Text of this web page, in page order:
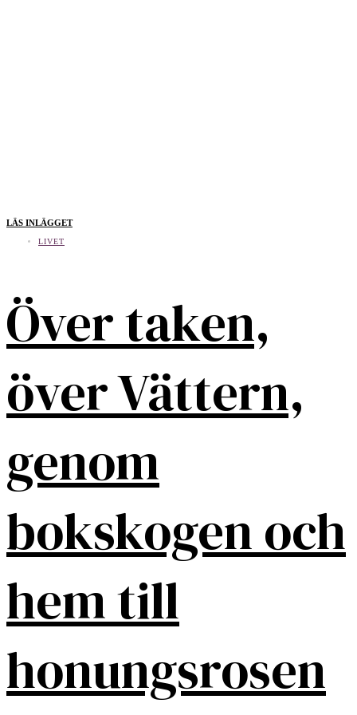
LÄS INLÄGGET
LIVET
Över taken,
över Vättern,
genom
bokskogen och
hem till
honungsrosen